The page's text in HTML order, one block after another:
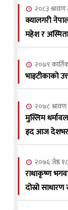
२०८३ श्रावण ६,
६
२०८३
पत्रिका
७
महेश र
८
महेश र
२०८३ श्रावण
क्यालगरी
महेश र
२०७९
भाइटीकाको
२०७८
मुस्लिम
इद आज देशभर
२०७६ जेष्ठ
राधाकृष्ण
दोस्रो